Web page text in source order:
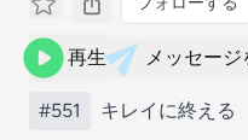
再生 メッセージ
#551 キレイに終える